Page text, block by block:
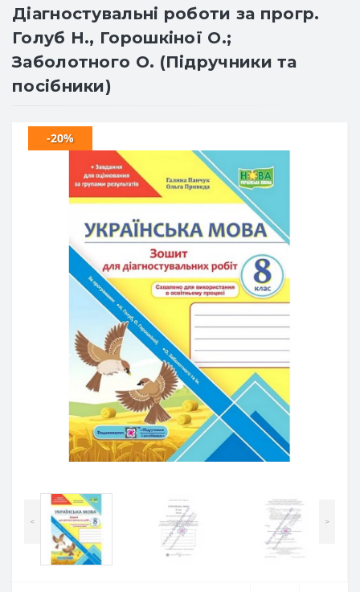
Діагностувальні роботи за прогр.
Голуб Н., Горошкіної О.;
Заболотного О. (Підручники та
посібники)
-20%
< >